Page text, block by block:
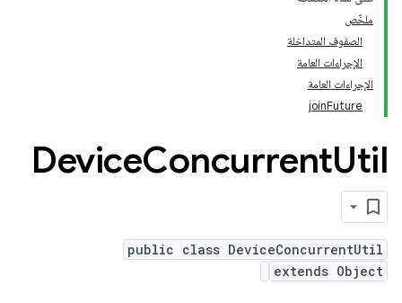
ملخّص
الصفوف المتداخلة
الإجراءات العامة
الإجراءات العامة
joinFuture
DeviceConcurrentUtil
public class DeviceConcurrentUtil
extends Object